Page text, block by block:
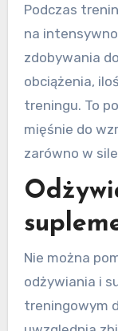
Podczas
na
zdobywania
obciążenia,
treningu. To
mięśnie do
zarówno w
Nie można
odżywiania i
treningowym